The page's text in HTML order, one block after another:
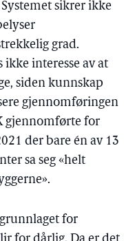
sikrer ikke
grad.
interesse av at
siden kunnskap
gjennomføringen
gjennomførte for
der bare én av 13
sa seg «helt
for